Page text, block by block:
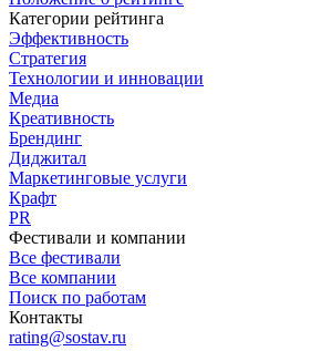
Категории рейтинга
Эффективность
Стратегия
Технологии и инновации
Медиа
Креативность
Брендинг
Диджитал
Маркетинговые услуги
Крафт
PR
Фестивали и компании
Все фестивали
Все компании
Поиск по работам
Контакты
rating@sostav.ru